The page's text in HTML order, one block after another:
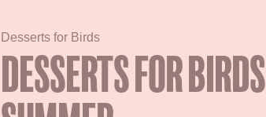
Desserts for Birds
Desserts for